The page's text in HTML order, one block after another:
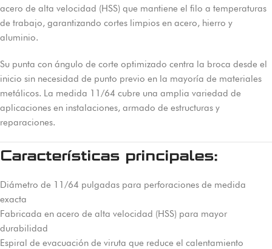
acero de alta velocidad (HSS) que mantiene el filo a temperaturas
de trabajo, garantizando cortes limpios en acero, hierro y
aluminio.
Su punta con ángulo de corte optimizado centra la broca desde el
inicio sin necesidad de punto previo en la mayoría de materiales
metálicos. La medida 11/64 cubre una amplia variedad de
aplicaciones en instalaciones, armado de estructuras y
reparaciones.
Características principales:
Diámetro de 11/64 pulgadas para perforaciones de medida
exacta
Fabricada en acero de alta velocidad (HSS) para mayor
durabilidad
Espiral de evacuación de viruta que reduce el calentamiento